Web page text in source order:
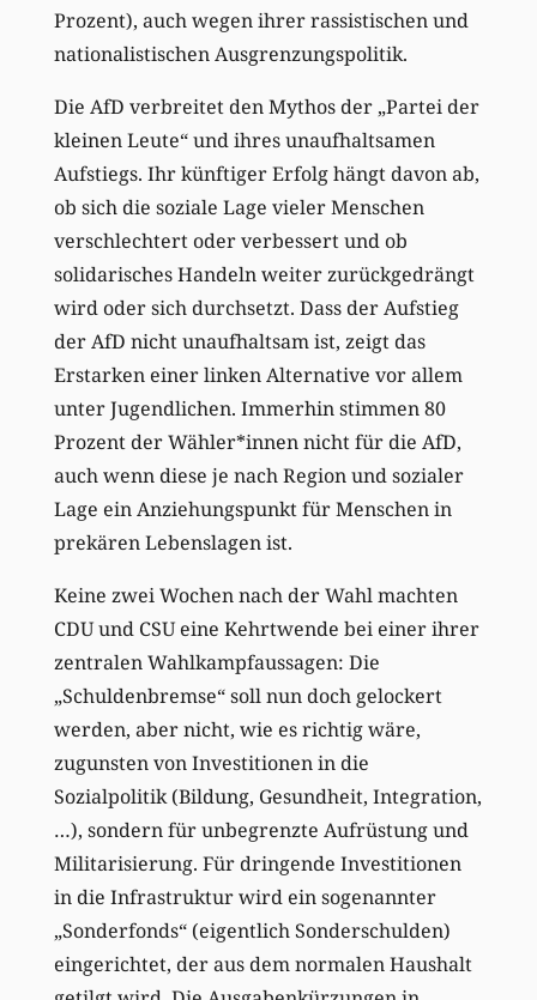
Prozent), auch wegen ihrer rassistischen und
nationalistischen Ausgrenzungspolitik.
Die AfD verbreitet den Mythos der „Partei der
kleinen Leute“ und ihres unaufhaltsamen
Aufstiegs. Ihr künftiger Erfolg hängt davon ab,
ob sich die soziale Lage vieler Menschen
verschlechtert oder verbessert und ob
solidarisches Handeln weiter zurückgedrängt
wird oder sich durchsetzt. Dass der Aufstieg
der AfD nicht unaufhaltsam ist, zeigt das
Erstarken einer linken Alternative vor allem
unter Jugendlichen. Immerhin stimmen 80
Prozent der Wähler*innen nicht für die AfD,
auch wenn diese je nach Region und sozialer
Lage ein Anziehungspunkt für Menschen in
prekären Lebenslagen ist.
Keine zwei Wochen nach der Wahl machten
CDU und CSU eine Kehrtwende bei einer ihrer
zentralen Wahlkampfaussagen: Die
„Schuldenbremse“ soll nun doch gelockert
werden, aber nicht, wie es richtig wäre,
zugunsten von Investitionen in die
Sozialpolitik (Bildung, Gesundheit, Integration,
…), sondern für unbegrenzte Aufrüstung und
Militarisierung. Für dringende Investitionen
in die Infrastruktur wird ein sogenannter
„Sonderfonds“ (eigentlich Sonderschulden)
eingerichtet, der aus dem normalen Haushalt